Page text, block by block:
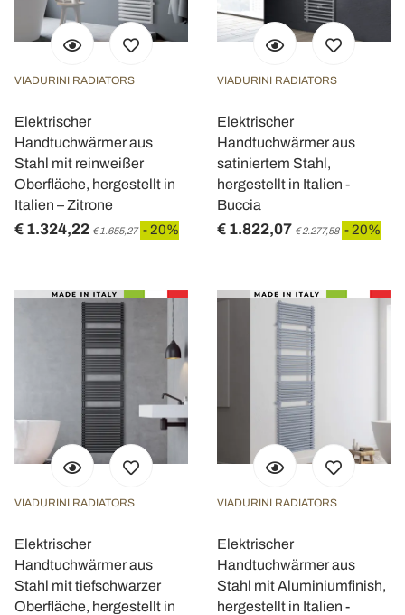
VIADURINI RADIATORS
Elektrischer
Handtuchwärmer aus
Stahl mit reinweißer
Oberfläche, hergestellt in
Italien – Zitrone
€ 1.324,22 € 1.655,27 - 20%
VIADURINI RADIATORS
Elektrischer
Handtuchwärmer aus
satiniertem Stahl,
hergestellt in Italien -
Buccia
€ 1.822,07 € 2.277,58 - 20%
VIADURINI RADIATORS
Elektrischer
Handtuchwärmer aus
Stahl mit tiefschwarzer
Oberfläche, hergestellt in
VIADURINI RADIATORS
Elektrischer
Handtuchwärmer aus
Stahl mit Aluminiumfinish,
hergestellt in Italien -